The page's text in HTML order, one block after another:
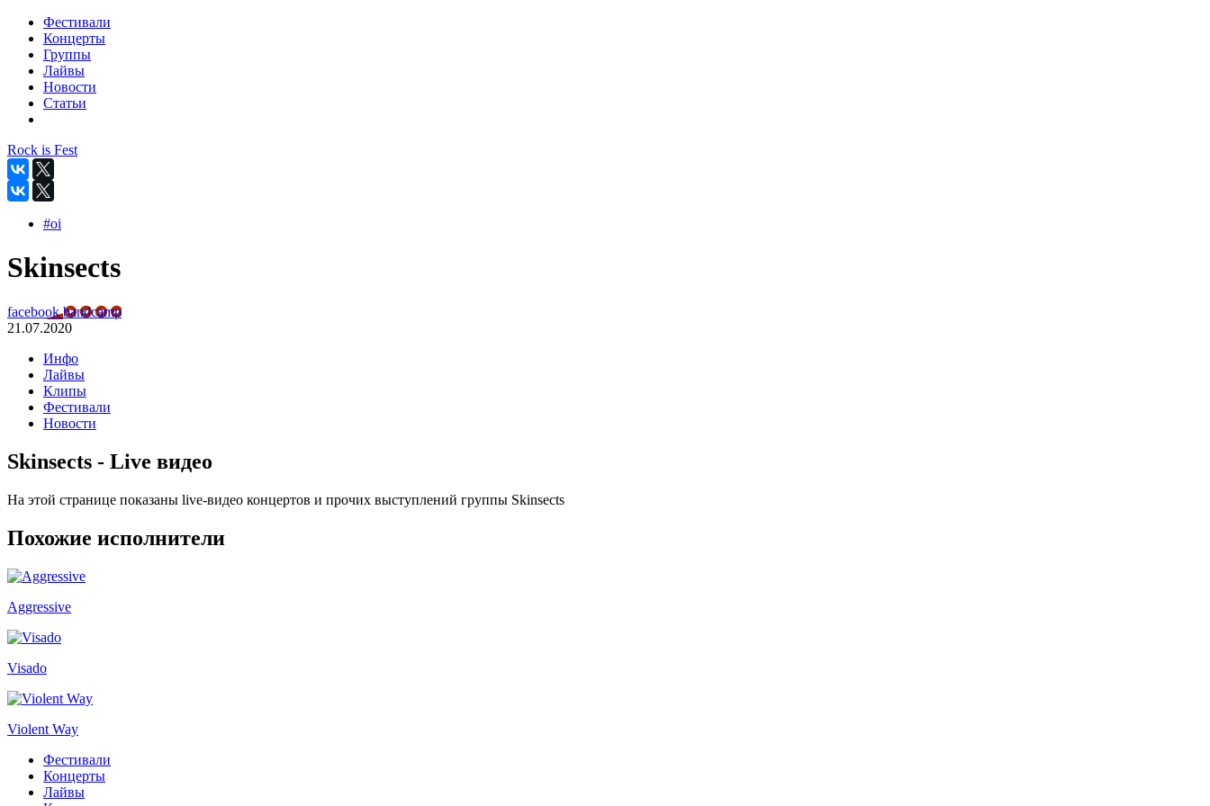
Фестивали
Концерты
Группы
Лайвы
Новости
Статьи
Rock is Fest
#oi
Skinsects
facebookbandcamp
21.07.2020
Инфо
Лайвы
Клипы
Фестивали
Новости
Skinsects - Live видео
На этой странице показаны live-видео концертов и прочих выступлений группы Skinsects
Похожие исполнители
Aggressive
Visado
Violent Way
Фестивали
Концерты
Лайвы